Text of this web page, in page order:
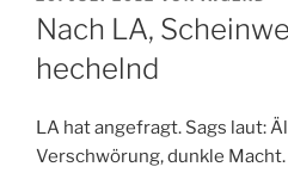
AM
Nach LA,
hechelnd
LA hat angefragt. Sags laut:
Verschwörung, dunkle